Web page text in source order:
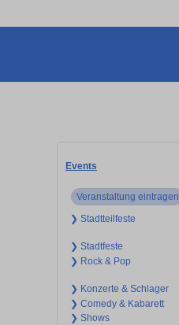
Events
Veranstaltung eintragen
❯ Stadtteilfeste
❯ Stadtfeste
❯ Rock & Pop
❯ Konzerte & Schlager
❯ Comedy & Kabarett
❯ Shows